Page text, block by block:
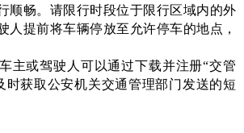
顺畅。请限行时段位于限行区域内的外
人提前将车辆停放至允许停车的地点，
主或驾驶人可以通过下载并注册“交管
时获取公安机关交通管理部门发送的短